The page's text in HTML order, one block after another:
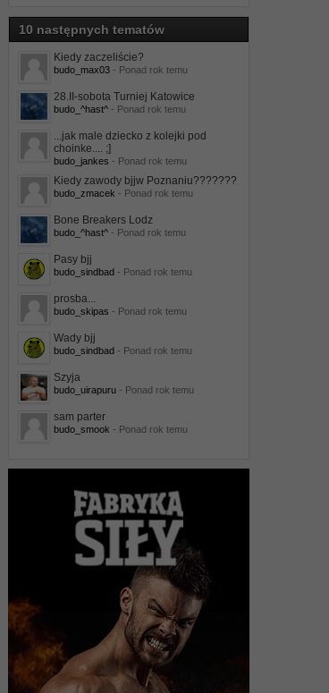
10 następnych tematów
Kiedy zaczeliście?
budo_max03- Ponad rok temu
28.II-sobota Turniej Katowice
budo_^hast^- Ponad rok temu
...jak male dziecko z kolejki pod
choinke.... ;]
budo_jankes - Ponad rok temu
Kiedy zawody bjjw Poznaniu???????
budo_zmacek - Ponad rok temu
Bone Breakers Lodz
budo_^hast^- Ponad rok temu
Pasy bjj
budo_sindbad - Ponad rok temu
prosba...
budo_skipas - Ponad rok temu
Wady bjj
budo_sindbad - Ponad rok temu
Szyja
budo_uirapuru- Ponad rok temu
sam parter
budo_smook - Ponad rok temu